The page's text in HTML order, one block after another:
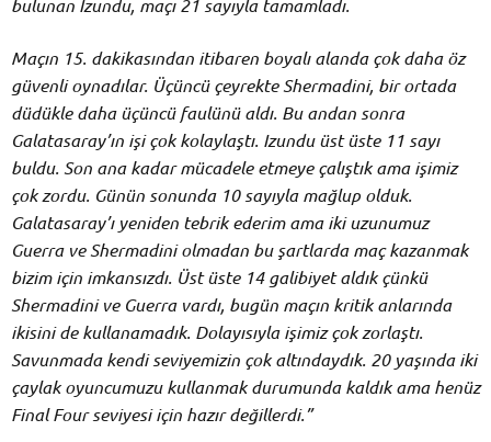
bulunan Izundu, maçı 21 sayıyla tamamladı.
Maçın 15. dakikasından itibaren boyalı alanda çok daha öz
güvenli oynadılar. Üçüncü çeyrekte Shermadini, bir ortada
düdükle daha üçüncü faulünü aldı. Bu andan sonra
Galatasaray’ın işi çok kolaylaştı. Izundu üst üste 11 sayı
buldu. Son ana kadar mücadele etmeye çalıştık ama işimiz
çok zordu. Günün sonunda 10 sayıyla mağlup olduk.
Galatasaray’ı yeniden tebrik ederim ama iki uzunumuz
Guerra ve Shermadini olmadan bu şartlarda maç kazanmak
bizim için imkansızdı. Üst üste 14 galibiyet aldık çünkü
Shermadini ve Guerra vardı, bugün maçın kritik anlarında
ikisini de kullanamadık. Dolayısıyla işimiz çok zorlaştı.
Savunmada kendi seviyemizin çok altındaydık. 20 yaşında iki
çaylak oyuncumuzu kullanmak durumunda kaldık ama henüz
Final Four seviyesi için hazır değillerdi.”